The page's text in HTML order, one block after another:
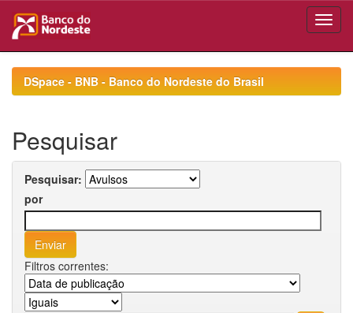
navigationDSpace - BNB - Banco do Nordeste do Brasil
Pesquisar
Pesquisar:
por
Filtros correntes: